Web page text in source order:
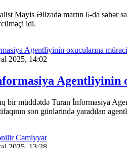
Mayis Əlizadə martın 6-da səhər
idi.
2025, 14:02
Agentliyinin
bir müddətdə Turan İnformasiya
son günlərində yaradılan
Cəmiyyət